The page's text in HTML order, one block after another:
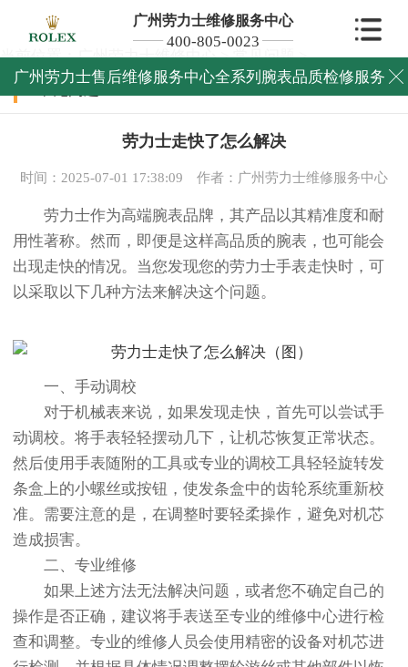
广州劳力士维修服务中心
400-805-0023
广州劳力士售后维修服务中心全系列腕表品质检修服务 
当前位置：广州劳力士维修中心>常见问题>
常见问题
劳力士走快了怎么解决
时间：2025-07-01 17:38:09 作者：广州劳力士维修服务中心
劳力士作为高端腕表品牌，其产品以其精准度和耐
用性著称。然而，即便是这样高品质的腕表，也可能会
出现走快的情况。当您发现您的劳力士手表走快时，可
以采取以下几种方法来解决这个问题。
一、手动调校
对于机械表来说，如果发现走快，首先可以尝试手
动调校。将手表轻轻摆动几下，让机芯恢复正常状态。
然后使用手表随附的工具或专业的调校工具轻轻旋转发
条盒上的小螺丝或按钮，使发条盒中的齿轮系统重新校
准。需要注意的是，在调整时要轻柔操作，避免对机芯
造成损害。
二、专业维修
如果上述方法无法解决问题，或者您不确定自己的
操作是否正确，建议将手表送至专业的维修中心进行检
查和调整。专业的维修人员会使用精密的设备对机芯进